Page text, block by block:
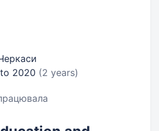
2020 (2 years)